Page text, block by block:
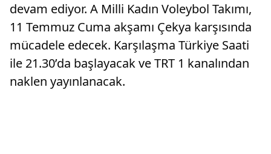
devam ediyor. A Milli Kadın Voleybol Takımı,
11 Temmuz Cuma akşamı Çekya karşısında
mücadele edecek. Karşılaşma Türkiye Saati
ile 21.30’da başlayacak ve TRT 1 kanalından
naklen yayınlanacak.